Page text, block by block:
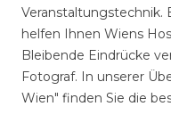
Veranstaltungstechnik.
helfen Ihnen Wiens
Bleibende Eindrücke
Fotograf. In unserer
Wien" finden Sie die